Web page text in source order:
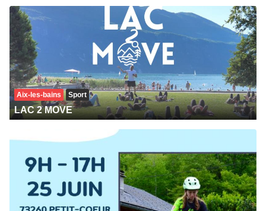
Aix-les-bains Sport
LAC 2 MOVE